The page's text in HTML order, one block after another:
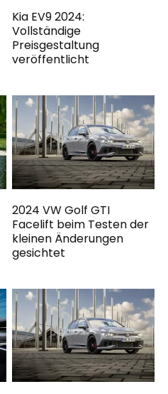
Kia EV9 2024:
Vollständige
Preisgestaltung
veröffentlicht
2024 VW Golf GTI
Facelift beim Testen der
kleinen Änderungen
gesichtet